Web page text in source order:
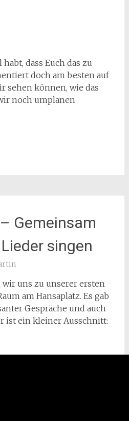
dass Euch das zu
doch am besten auf
sehen können, wie das
noch umplanen
Gemeinsam
singen
wir uns zu unserer ersten
am Hansaplatz. Es gab
Gespräche und auch
ist ein kleiner Ausschnitt: